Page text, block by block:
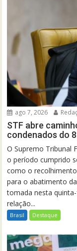
ago 7, 2026
STF abre
condenados do
O Supremo Tribunal
o período cumprido
como o
para o abatimento
tomada nesta
relação...
Brasil Destaque